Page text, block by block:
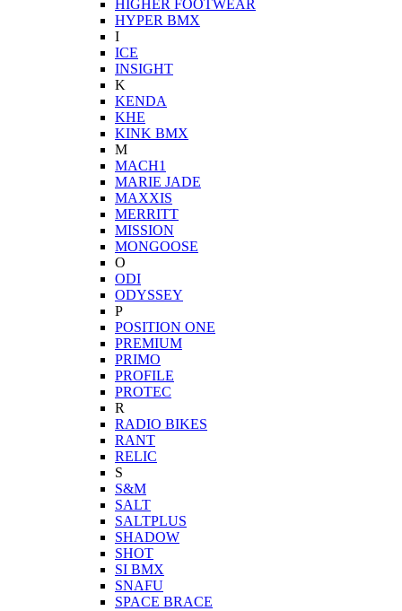
HIGHER FOOTWEAR
HYPER BMX
I
ICE
INSIGHT
K
KENDA
KHE
KINK BMX
M
MACH1
MARIE JADE
MAXXIS
MERRITT
MISSION
MONGOOSE
O
ODI
ODYSSEY
P
POSITION ONE
PREMIUM
PRIMO
PROFILE
PROTEC
R
RADIO BIKES
RANT
RELIC
S
S&M
SALT
SALTPLUS
SHADOW
SHOT
SI BMX
SNAFU
SPACE BRACE